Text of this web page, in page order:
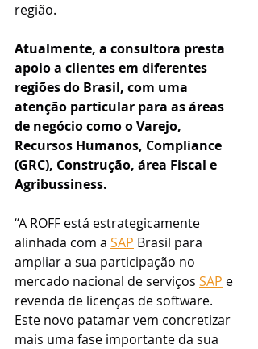
região.
Atualmente, a consultora presta
apoio a clientes em diferentes
regiões do Brasil, com uma
atenção particular para as áreas
de negócio como o Varejo,
Recursos Humanos, Compliance
(GRC), Construção, área Fiscal e
Agribussiness.
“A ROFF está estrategicamente
alinhada com a SAP Brasil para
ampliar a sua participação no
mercado nacional de serviços SAP e
revenda de licenças de software.
Este novo patamar vem concretizar
mais uma fase importante da sua